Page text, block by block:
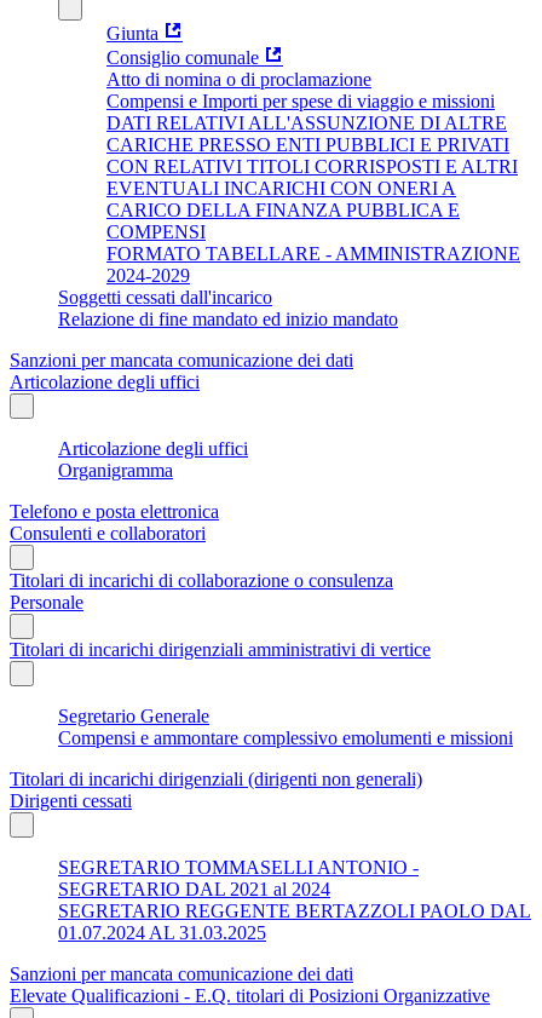
Giunta
Consiglio comunale
Atto di nomina o di proclamazione
Compensi e Importi per spese di viaggio e missioni
DATI RELATIVI ALL'ASSUNZIONE DI ALTRE
CARICHE PRESSO ENTI PUBBLICI E PRIVATI
CON RELATIVI TITOLI CORRISPOSTI E ALTRI
EVENTUALI INCARICHI CON ONERI A
CARICO DELLA FINANZA PUBBLICA E
COMPENSI
FORMATO TABELLARE - AMMINISTRAZIONE
2024-2029
Soggetti cessati dall'incarico
Relazione di fine mandato ed inizio mandato
Sanzioni per mancata comunicazione dei dati
Articolazione degli uffici
Articolazione degli uffici
Organigramma
Telefono e posta elettronica
Consulenti e collaboratori
Titolari di incarichi di collaborazione o consulenza
Personale
Titolari di incarichi dirigenziali amministrativi di vertice
Segretario Generale
Compensi e ammontare complessivo emolumenti e missioni
Titolari di incarichi dirigenziali (dirigenti non generali)
Dirigenti cessati
SEGRETARIO TOMMASELLI ANTONIO -
SEGRETARIO DAL 2021 al 2024
SEGRETARIO REGGENTE BERTAZZOLI PAOLO DAL
01.07.2024 AL 31.03.2025
Sanzioni per mancata comunicazione dei dati
Elevate Qualificazioni - E.Q. titolari di Posizioni Organizzative